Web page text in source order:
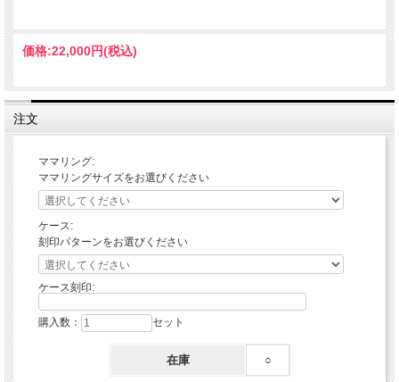
価格:22,000円(税込)
注文
ママリング:
ママリングサイズをお選びください
ケース:
刻印パターンをお選びください
ケース刻印:
購入数： セット
在庫 ○